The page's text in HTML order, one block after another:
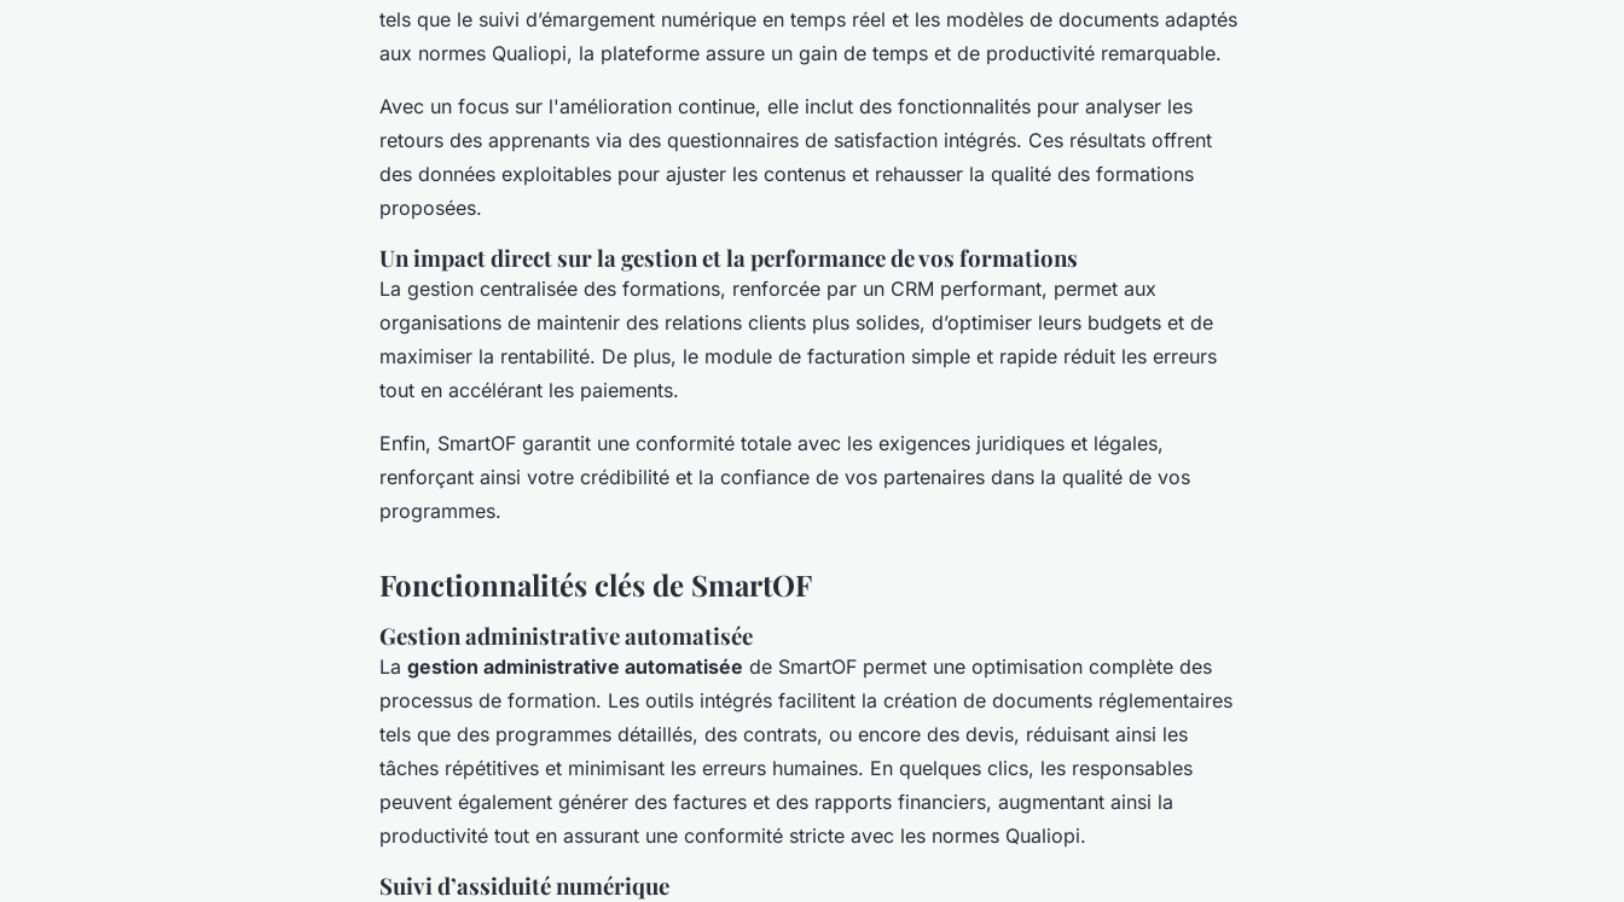
tels que le suivi d’émargement numérique en temps réel et les modèles de documents adaptés
aux normes Qualiopi, la plateforme assure un gain de temps et de productivité remarquable.
Avec un focus sur l'amélioration continue, elle inclut des fonctionnalités pour analyser les
retours des apprenants via des questionnaires de satisfaction intégrés. Ces résultats offrent
des données exploitables pour ajuster les contenus et rehausser la qualité des formations
proposées.
Un impact direct sur la gestion et la performance de vos formations
La gestion centralisée des formations, renforcée par un CRM performant, permet aux
organisations de maintenir des relations clients plus solides, d’optimiser leurs budgets et de
maximiser la rentabilité. De plus, le module de facturation simple et rapide réduit les erreurs
tout en accélérant les paiements.
Enfin, SmartOF garantit une conformité totale avec les exigences juridiques et légales,
renforçant ainsi votre crédibilité et la confiance de vos partenaires dans la qualité de vos
programmes.
Fonctionnalités clés de SmartOF
Gestion administrative automatisée
La gestion administrative automatisée de SmartOF permet une optimisation complète des
processus de formation. Les outils intégrés facilitent la création de documents réglementaires
tels que des programmes détaillés, des contrats, ou encore des devis, réduisant ainsi les
tâches répétitives et minimisant les erreurs humaines. En quelques clics, les responsables
peuvent également générer des factures et des rapports financiers, augmentant ainsi la
productivité tout en assurant une conformité stricte avec les normes Qualiopi.
Suivi d’assiduité numérique